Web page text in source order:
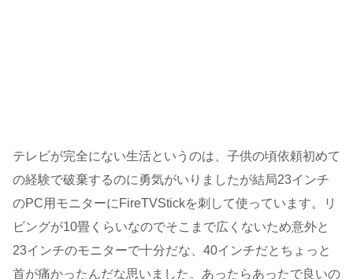
テレビが完全にない生活というのは、子供の頃依頼初めて
の経験で破棄するのに勇気がいりましたが結局23インチ
のPC用モニターにFireTVStickを刺して使っています。リ
ビングが10畳くらいなのでそこまで広くないため意外と
23インチのモニターで十分だな、40インチだとちょっと
首が痛かったんだな思いました。あったらあったで良いの